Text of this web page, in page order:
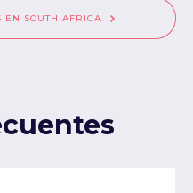
EN SOUTH AFRICA